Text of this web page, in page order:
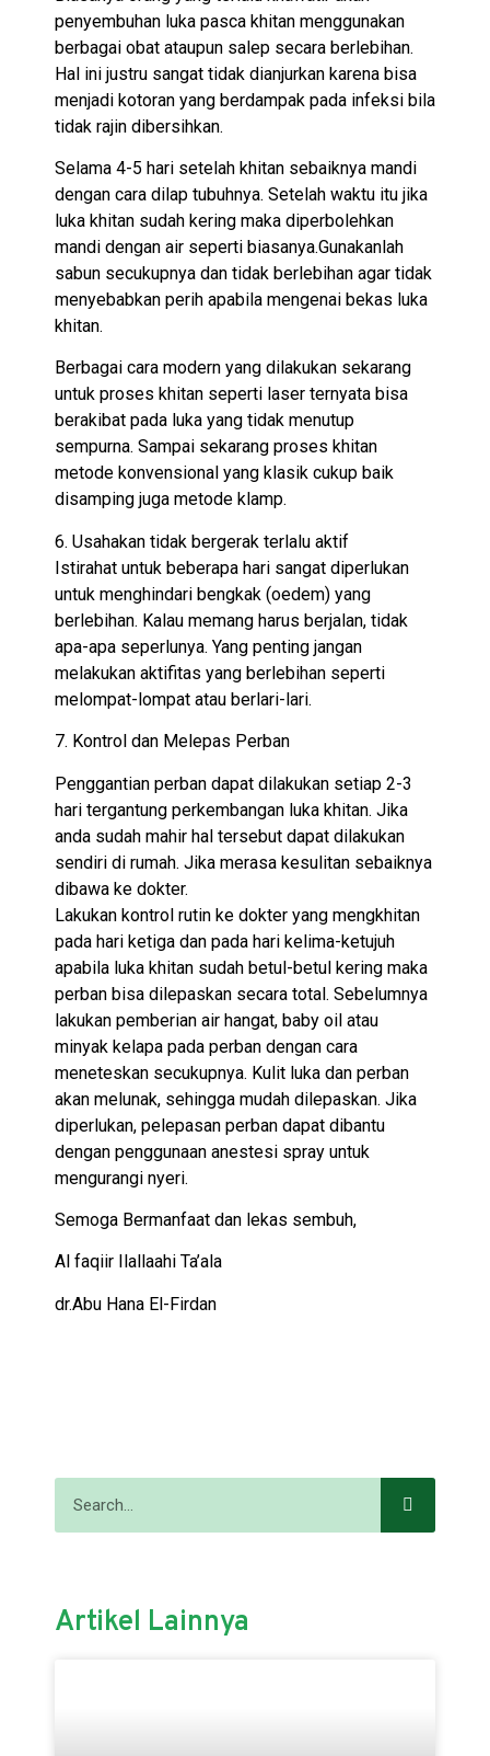
penyembuhan luka pasca khitan menggunakan
berbagai obat ataupun salep secara berlebihan.
Hal ini justru sangat tidak dianjurkan karena bisa
menjadi kotoran yang berdampak pada infeksi bila
tidak rajin dibersihkan.
Selama 4-5 hari setelah khitan sebaiknya mandi
dengan cara dilap tubuhnya. Setelah waktu itu jika
luka khitan sudah kering maka diperbolehkan
mandi dengan air seperti biasanya.Gunakanlah
sabun secukupnya dan tidak berlebihan agar tidak
menyebabkan perih apabila mengenai bekas luka
khitan.
Berbagai cara modern yang dilakukan sekarang
untuk proses khitan seperti laser ternyata bisa
berakibat pada luka yang tidak menutup
sempurna. Sampai sekarang proses khitan
metode konvensional yang klasik cukup baik
disamping juga metode klamp.
6. Usahakan tidak bergerak terlalu aktif
Istirahat untuk beberapa hari sangat diperlukan
untuk menghindari bengkak (oedem) yang
berlebihan. Kalau memang harus berjalan, tidak
apa-apa seperlunya. Yang penting jangan
melakukan aktifitas yang berlebihan seperti
melompat-lompat atau berlari-lari.
7. Kontrol dan Melepas Perban
Penggantian perban dapat dilakukan setiap 2-3
hari tergantung perkembangan luka khitan. Jika
anda sudah mahir hal tersebut dapat dilakukan
sendiri di rumah. Jika merasa kesulitan sebaiknya
dibawa ke dokter.
Lakukan kontrol rutin ke dokter yang mengkhitan
pada hari ketiga dan pada hari kelima-ketujuh
apabila luka khitan sudah betul-betul kering maka
perban bisa dilepaskan secara total. Sebelumnya
lakukan pemberian air hangat, baby oil atau
minyak kelapa pada perban dengan cara
meneteskan secukupnya. Kulit luka dan perban
akan melunak, sehingga mudah dilepaskan. Jika
diperlukan, pelepasan perban dapat dibantu
dengan penggunaan anestesi spray untuk
mengurangi nyeri.
Semoga Bermanfaat dan lekas sembuh,
Al faqiir Ilallaahi Ta’ala
dr.Abu Hana El-Firdan
Artikel Lainnya